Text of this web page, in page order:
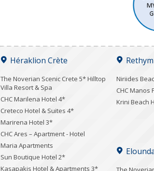
Héraklion Crète
The Noverian Scenic Crete 5* Hilltop
Villa Resort & Spa
CHC Marilena Hotel 4*
Creteco Hotel & Suites 4*
Marirena Hotel 3*
CHC Ares – Apartment - Hotel
Maria Apartments
Sun Boutique Hotel 2*
Kasapakis Hotel & Apartments 3*
Niriides
CHC Manos
Krini Beach